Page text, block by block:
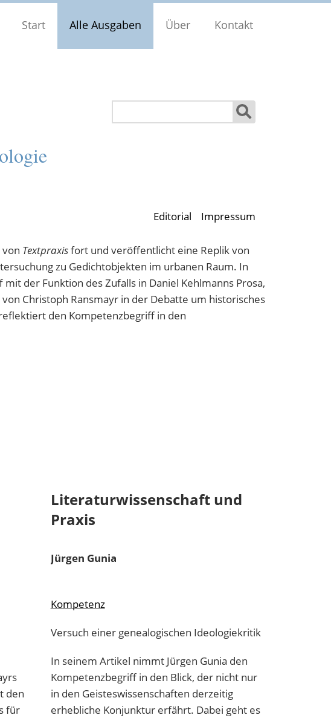
Start Alle Ausgaben Über Kontakt
Editorial Impressum
von Textpraxisfort und veröffentlicht eine Replik von
zu Gedichtobjekten im urbanen Raum. In
der Funktion des Zufalls in Daniel Kehlmanns Prosa,
von Christoph Ransmayr in der Debatte um historisches
den Kompetenzbegriff in den
den
für
Literaturwissenschaft und
Praxis
Jürgen Gunia
Kompetenz
Versuch einer genealogischen Ideologiekritik
In seinem Artikel nimmt Jürgen Gunia den
Kompetenzbegriff in den Blick, der nicht nur
in den Geisteswissenschaften derzeitig
erhebliche Konjunktur erfährt. Dabei geht es